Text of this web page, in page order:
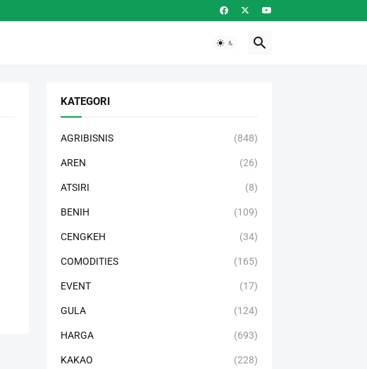
KATEGORI
AGRIBISNIS (848)
AREN (26)
ATSIRI (8)
BENIH (109)
CENGKEH (34)
COMODITIES (165)
EVENT (17)
GULA (124)
HARGA (693)
KAKAO (228)